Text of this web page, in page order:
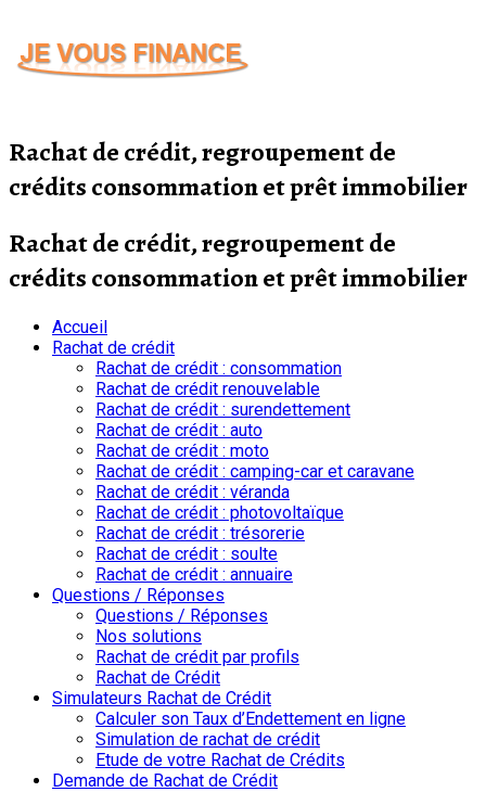
contenu
Rachat de crédit, regroupement de
crédits consommation et prêt immobilier
Rachat de crédit, regroupement de
crédits consommation et prêt immobilier
Accueil
Rachat de crédit
Rachat de crédit : consommation
Rachat de crédit renouvelable
Rachat de crédit : surendettement
Rachat de crédit : auto
Rachat de crédit : moto
Rachat de crédit : camping-car et caravane
Rachat de crédit : véranda
Rachat de crédit : photovoltaïque
Rachat de crédit : trésorerie
Rachat de crédit : soulte
Rachat de crédit : annuaire
Questions / Réponses
Questions / Réponses
Nos solutions
Rachat de crédit par profils
Rachat de Crédit
Simulateurs Rachat de Crédit
Calculer son Taux d’Endettement en ligne
Simulation de rachat de crédit
Etude de votre Rachat de Crédits
Demande de Rachat de Crédit